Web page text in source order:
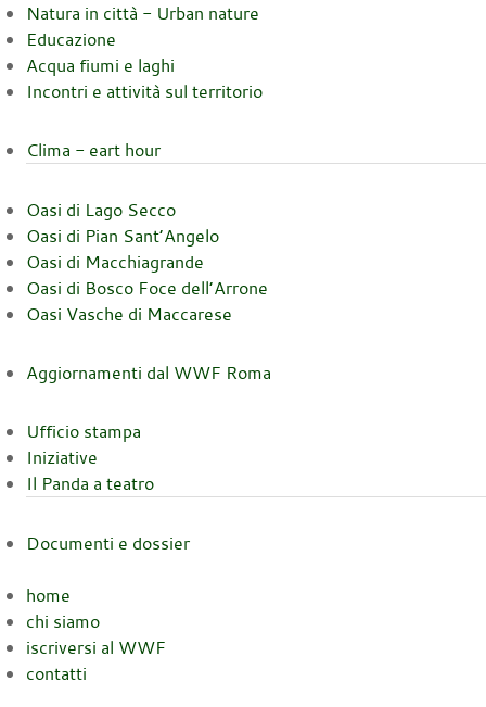
Natura in città - Urban nature
Educazione
Acqua fiumi e laghi
Incontri e attività sul territorio
Clima - eart hour
Oasi di Lago Secco
Oasi di Pian Sant’Angelo
Oasi di Macchiagrande
Oasi di Bosco Foce dell’Arrone
Oasi Vasche di Maccarese
Aggiornamenti dal WWF Roma
Ufficio stampa
Iniziative
Il Panda a teatro
Documenti e dossier
home
chi siamo
iscriversi al WWF
contatti